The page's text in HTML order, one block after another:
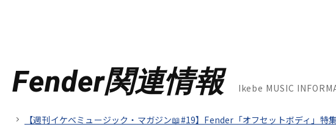
Fender関連情報 Ikebe MUSIC
【週刊イケベミュージック・マガジン📖#19】Fender「オフセットボディ」特